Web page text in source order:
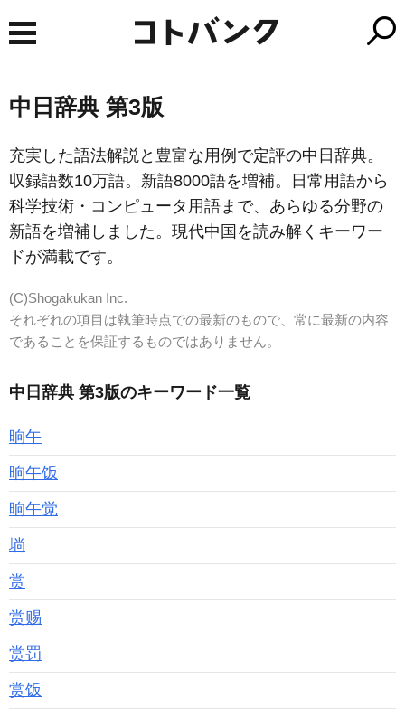
中日辞典 第3版
充実した語法解説と豊富な用例で定評の中日辞典。
収録語数10万語。新語8000語を増補。日常用語から
科学技術・コンピュータ用語まで、あらゆる分野の
新語を増補しました。現代中国を読み解くキーワー
ドが満載です。
(C)Shogakukan Inc.
それぞれの項目は執筆時点での最新のもので、常に最新の内容
であることを保証するものではありません。
中日辞典 第3版のキーワード一覧
晌午
晌午饭
晌午觉
埫
赏
赏赐
赏罚
赏饭